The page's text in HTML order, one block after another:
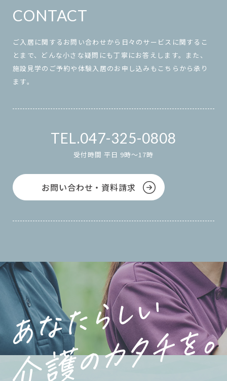
CONTACT
ご入居に関するお問い合わせから日々のサービスに関するこ
とまで、どんな小さな疑問にも丁寧にお答えします。また、
施設見学のご予約や体験入居のお申し込みもこちらから承り
ます。
047-325-0808
受付時間 平日 9時～17時
お問い合わせ・資料請求